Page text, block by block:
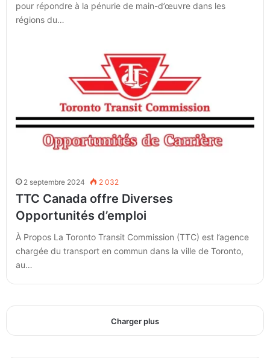
pour répondre à la pénurie de main-d’œuvre dans les
régions du…
2 septembre 2024 2 032
TTC Canada offre Diverses
Opportunités d’emploi
À Propos La Toronto Transit Commission (TTC) est l’agence
chargée du transport en commun dans la ville de Toronto,
au…
Charger plus